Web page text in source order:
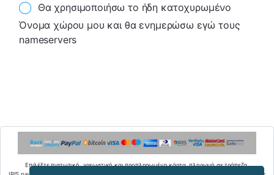
Θα χρησιμοποιήσω το ήδη κατοχυρωμένο
Όνομα χώρου μου και θα ενημερώσω εγώ τους
nameservers
Επιλέξτε πιστωτική, χρεωστική και προπληρωμένη κάρτα, πληρωμή σε τράπεζα,